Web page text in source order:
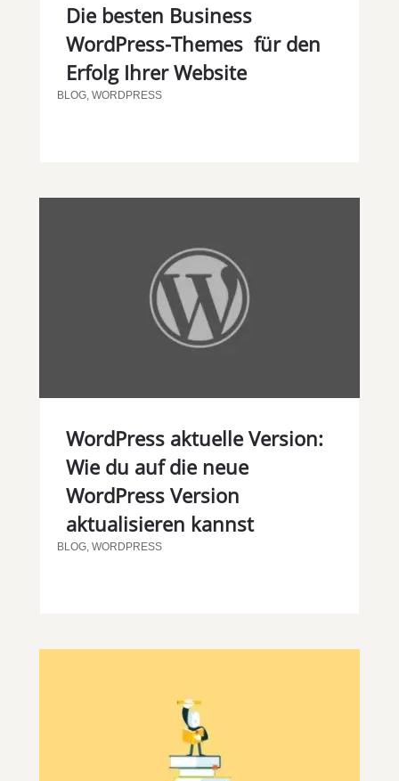
Die besten Business
WordPress-Themes für den
Erfolg Ihrer Website
BLOG, WORDPRESS
WordPress aktuelle Version:
Wie du auf die neue
WordPress Version
aktualisieren kannst
BLOG, WORDPRESS